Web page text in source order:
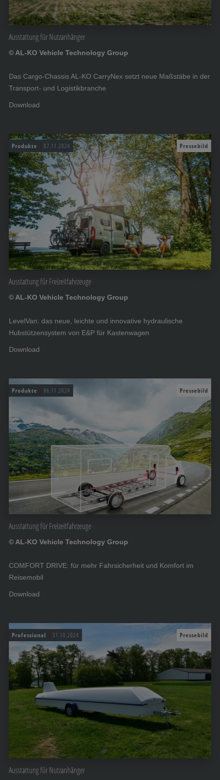
Ausstattung für Nutzanhänger
© AL-KO Vehicle Technology Group
Das Cargo-Chassis AL-KO CarryNex setzt neue Maßstäbe in der
Transport- und Logistikbranche
Download
Produkte 07.11.2024 Pressebild
Ausstattung für Freizeitfahrzeuge
© AL-KO Vehicle Technology Group
LevelVan: das neue, leichte und innovative hydraulische
Hubstützensystem von E&P für Kastenwagen
Download
Produkte 06.11.2024 Pressebild
Ausstattung für Freizeitfahrzeuge
© AL-KO Vehicle Technology Group
COMFORT DRIVE: für mehr Fahrsicherheit und Komfort im
Reisemobil
Download
Professional 31.10.2024 Pressebild
Ausstattung für Nutzanhänger